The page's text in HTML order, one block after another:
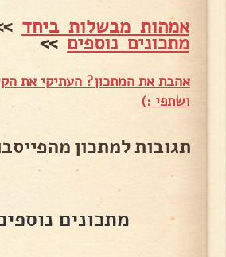
אמהות מבשלות ביחד
מתכונים נוספים>>
אהבת את המתכון? העתיקי את
ושתפי :)
תגובות למתכון
מתכונים